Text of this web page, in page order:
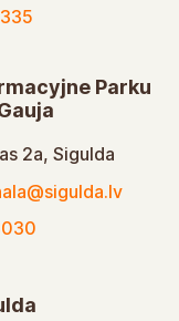
Parku
2a, Sigulda